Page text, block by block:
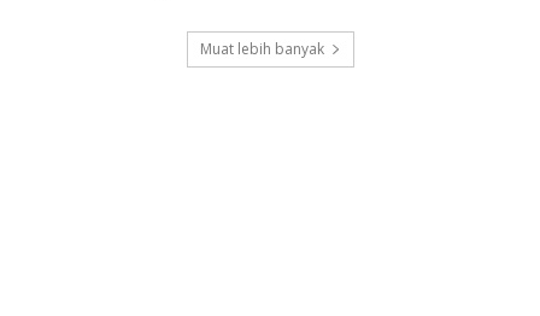
Muat lebih banyak